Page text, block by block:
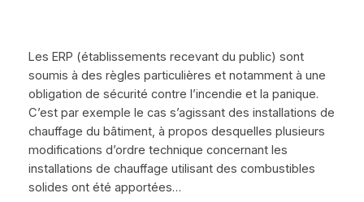
Les ERP (établissements recevant du public) sont
soumis à des règles particulières et notamment à une
obligation de sécurité contre l’incendie et la panique.
C’est par exemple le cas s’agissant des installations de
chauffage du bâtiment, à propos desquelles plusieurs
modifications d’ordre technique concernant les
installations de chauffage utilisant des combustibles
solides ont été apportées…